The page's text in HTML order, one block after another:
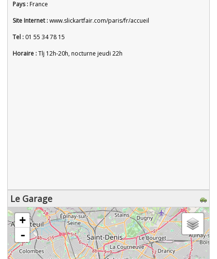
Pays :France
Site Internet :www.slickartfair.com/paris/fr/accueil
Tel : 01 55 34 78 15
Horaire :Tlj 12h-20h, nocturne jeudi 22h
Le Garage
chargement de la carte - veuillez patienter...
+
-